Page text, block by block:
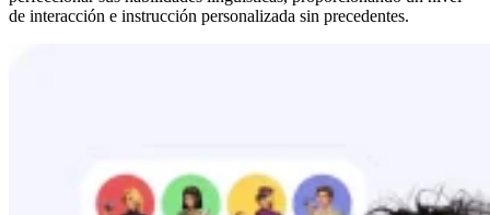
de interacción e instrucción personalizada sin precedentes.